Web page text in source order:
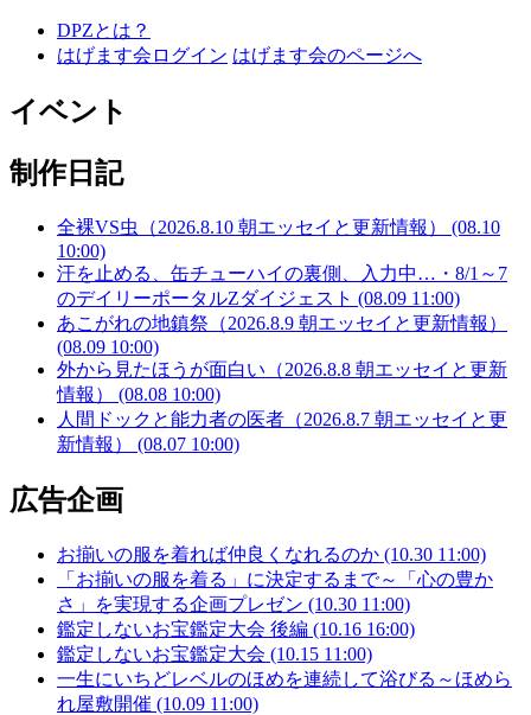
DPZとは？
はげます会ログイン はげます会のページへ
イベント
制作日記
全裸VS虫（2026.8.10 朝エッセイと更新情報） (08.10
10:00)
汗を止める、缶チューハイの裏側、入力中…・8/1～7
のデイリーポータルZダイジェスト (08.09 11:00)
あこがれの地鎮祭（2026.8.9 朝エッセイと更新情報）
(08.09 10:00)
外から見たほうが面白い（2026.8.8 朝エッセイと更新
情報） (08.08 10:00)
人間ドックと能力者の医者（2026.8.7 朝エッセイと更
新情報） (08.07 10:00)
広告企画
お揃いの服を着れば仲良くなれるのか (10.30 11:00)
「お揃いの服を着る」に決定するまで～「心の豊か
さ」を実現する企画プレゼン (10.30 11:00)
鑑定しないお宝鑑定大会 後編 (10.16 16:00)
鑑定しないお宝鑑定大会 (10.15 11:00)
一生にいちどレベルのほめを連続して浴びる～ほめら
れ屋敷開催 (10.09 11:00)